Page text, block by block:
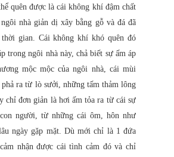
quên được là cái không khí đậm chất
nhà giản dị xây bằng gỗ và đá đã
thời gian. Cái không khí khó quên đó
trong ngôi nhà này, chả biết sự ấm áp
mộc mộc của ngôi nhà, cái mùi
phả ra từ lò sưởi, những tấm thảm lông
chỉ đơn giản là hơi ấm tỏa ra từ cái sự
người, từ những cái ôm, hôn như
ngày gặp mặt. Dù mới chỉ là 1 đứa
nhận được cái tình cảm đó và chỉ